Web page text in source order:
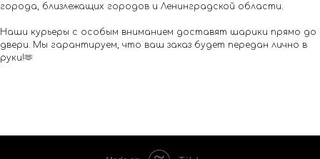
города, близлежащих городов и Ленинградской области.
Наши курьеры с особым вниманием доставят шарики прямо до
двери. Мы гарантируем, что ваш заказ будет передан лично в
руки!🫶